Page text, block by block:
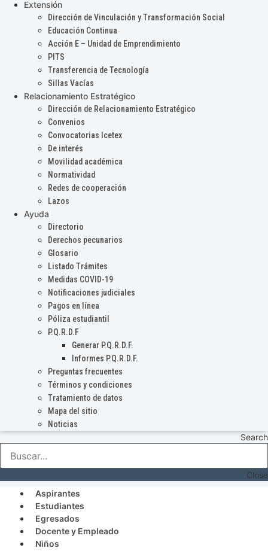
Extensión
Dirección de Vinculación y Transformación Social
Educación Continua
Acción E – Unidad de Emprendimiento
PITS
Transferencia de Tecnología
Sillas Vacías
Relacionamiento Estratégico
Dirección de Relacionamiento Estratégico
Convenios
Convocatorias Icetex
De interés
Movilidad académica
Normatividad
Redes de cooperación
Lazos
Ayuda
Directorio
Derechos pecunarios
Glosario
Listado Trámites
Medidas COVID-19
Notificaciones judiciales
Pagos en línea
Póliza estudiantil
P.Q.R.D.F
Generar P.Q.R.D.F.
Informes P.Q.R.D.F.
Preguntas frecuentes
Términos y condiciones
Tratamiento de datos
Mapa del sitio
Noticias
Search
Close
Aspirantes
Estudiantes
Egresados
Docente y Empleado
Niños